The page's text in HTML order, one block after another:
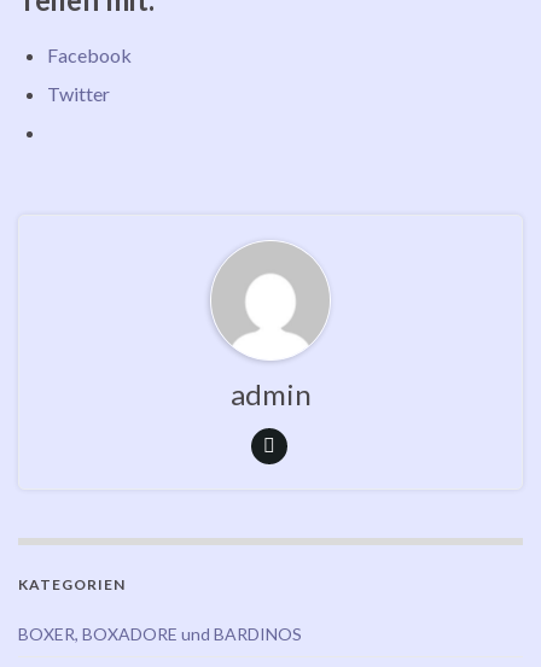
Facebook
Twitter
admin
KATEGORIEN
BOXER, BOXADORE und BARDINOS